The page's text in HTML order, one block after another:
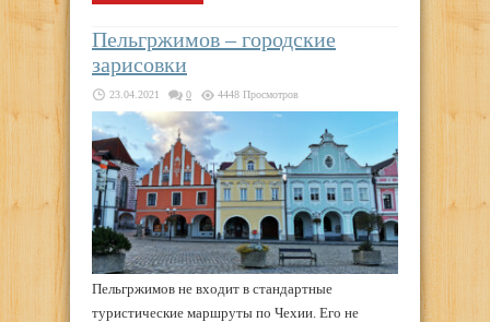
Пельгржимов – городские
зарисовки
23.04.2021 0 4448 Просмотров
Пельгржимов не входит в стандартные
туристические маршруты по Чехии. Его не